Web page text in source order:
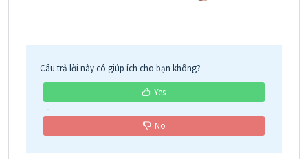
Câu trả lời này có giúp ích cho bạn không?
Yes
No